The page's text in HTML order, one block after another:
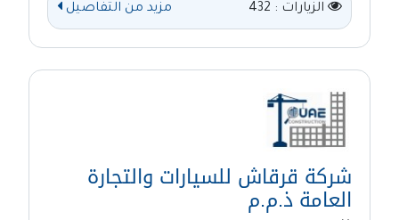
الزيارات : 432 مزيد من التفاصيل
شركة قرقاش للسيارات والتجارة
العامة ذ.م.م